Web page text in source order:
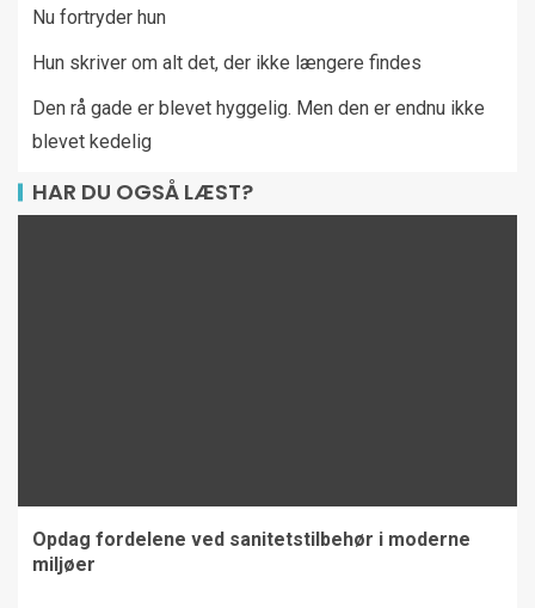
Nu fortryder hun
Hun skriver om alt det, der ikke længere findes
Den rå gade er blevet hyggelig. Men den er endnu ikke
blevet kedelig
HAR DU OGSÅ LÆST?
Opdag fordelene ved sanitetstilbehør i moderne
miljøer